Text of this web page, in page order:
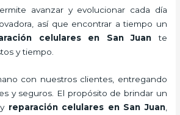
avanzar y evolucionar cada día
así que encontrar a tiempo un
celulares en San Juan te
y tiempo.
con nuestros clientes, entregando
y seguros. El propósito de brindar un
reparación celulares en San Juan,